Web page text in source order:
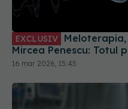
EXCLUSIV
Mircea Penescu: Totul
16 mar 2026, 15:45